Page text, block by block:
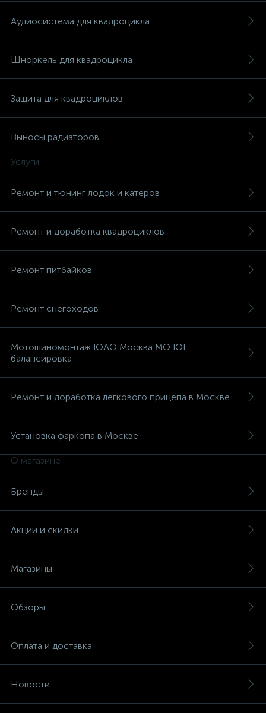
Аудиосистема для квадроцикла
Шноркель для квадроцикла
Защита для квадроциклов
Выносы радиаторов
Услуги
Ремонт и тюнинг лодок и катеров
Ремонт и доработка квадроциклов
Ремонт питбайков
Ремонт снегоходов
Мотошиномонтаж ЮАО Москва МО ЮГ
балансировка
Ремонт и доработка легкового прицепа в Москве
Установка фаркопа в Москве
О магазине
Бренды
Акции и скидки
Магазины
Обзоры
Оплата и доставка
Новости